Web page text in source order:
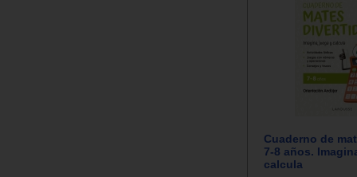
Cuaderno de
7-8 años.
calcula